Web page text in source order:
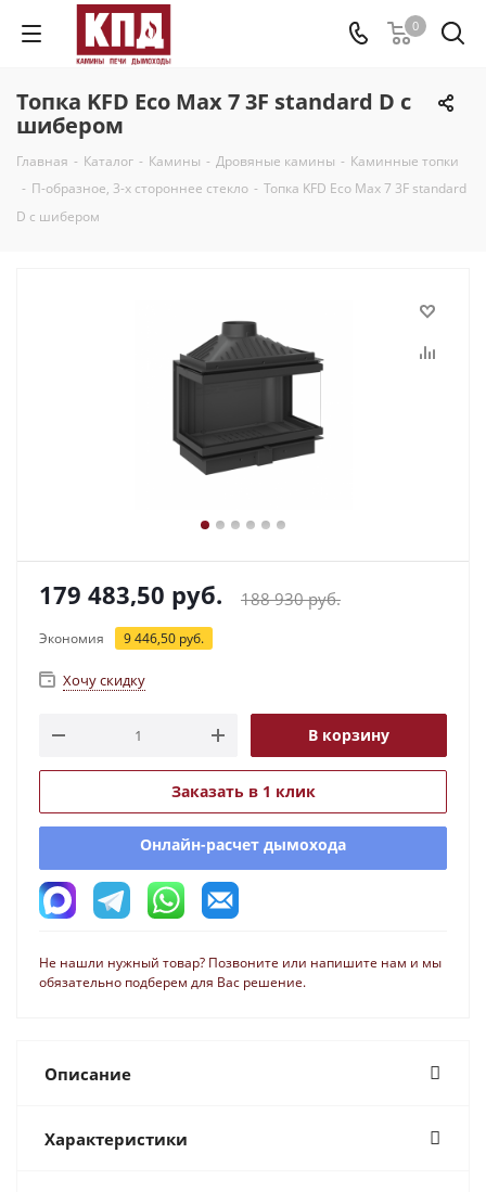
0
Топка KFD Eco Max 7 3F standard D с
шибером
Главная - Каталог - Камины - Дровяные камины - Каминные топки
- П-образное, 3-х стороннее стекло - Топка KFD Eco Max 7 3F standard
D с шибером
179 483,50 руб. 188 930руб.
Экономия 9 446,50 руб.
Хочу скидку
В корзину
Заказать в 1 клик
Онлайн-расчет дымохода
Не нашли нужный товар? Позвоните или напишите нам и мы
обязательно подберем для Вас решение.
Описание
Характеристики